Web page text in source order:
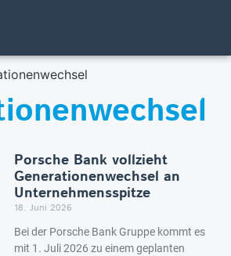
Porsche Bank vollzieht
Generationenwechsel an
Unternehmensspitze
18. Juni 2026
Bei der Porsche Bank Gruppe kommt es
mit 1. Juli 2026 zu einem geplanten